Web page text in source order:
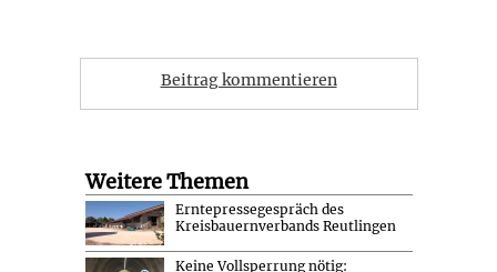
Beitrag kommentieren
Weitere Themen
Erntepressegespräch des
Kreisbauernverbands Reutlingen
Keine Vollsperrung nötig: